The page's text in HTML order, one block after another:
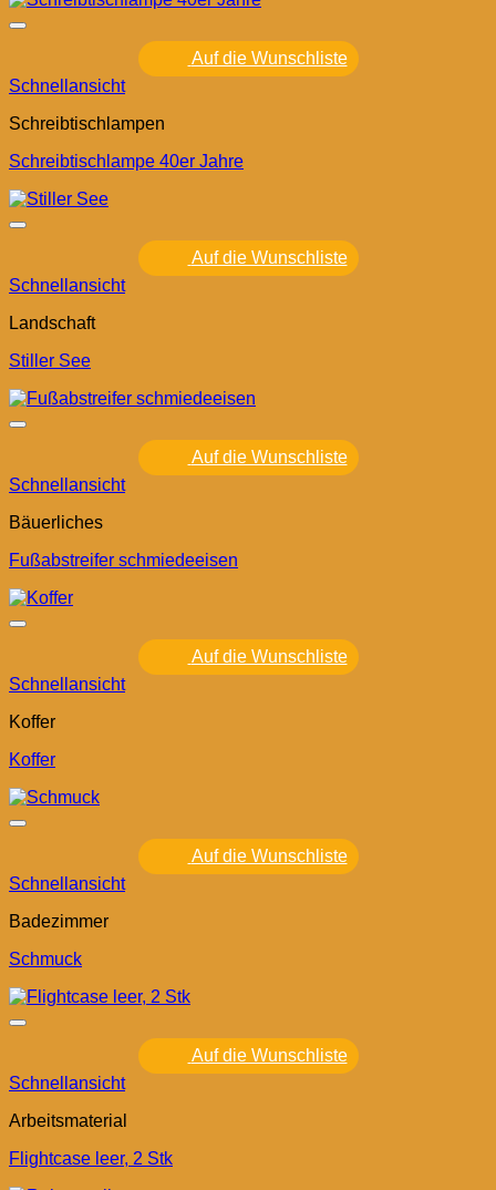
Auf die Wunschliste
Schnellansicht
Schreibtischlampen
Schreibtischlampe 40er Jahre
Auf die Wunschliste
Schnellansicht
Landschaft
Stiller See
Auf die Wunschliste
Schnellansicht
Bäuerliches
Fußabstreifer schmiedeeisen
Auf die Wunschliste
Schnellansicht
Koffer
Koffer
Auf die Wunschliste
Schnellansicht
Badezimmer
Schmuck
Auf die Wunschliste
Schnellansicht
Arbeitsmaterial
Flightcase leer, 2 Stk